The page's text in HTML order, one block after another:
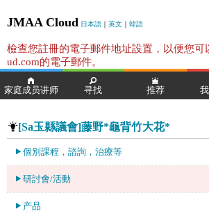
JMAA Cloud 日本語 ｜ 英文 ｜ 韓語
檢查您註冊的電子郵件地址設置，以便您可
ud.com的電子郵件。
家庭成员讲师 寻找 推荐
[Sa玉縣議會]藤野*龜背竹大花*
個別課程，諮詢，治療等
研討會/活動
产品